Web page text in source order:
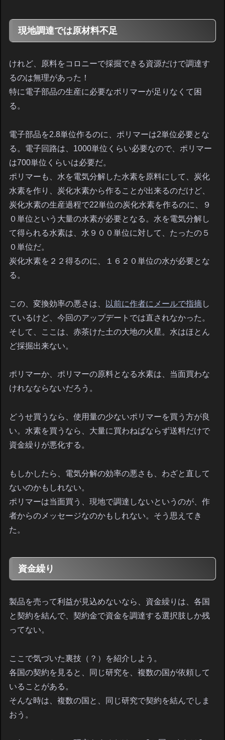
現地調達では原材料不足
けれど、原料をコロニーで採掘できる資源だけで調達す
るのは無理があった！
特に電子部品の生産に必要なポリマーが足りなくて困
る。
電子部品を2.8単位作るのに、ポリマーは2単位必要とな
る。電子回路は、1000単位くらい必要なので、ポリマー
は700単位くらいは必要だ。
ポリマーも、水を電気分解した水素を原料にして、炭化
水素を作り、炭化水素から作ることが出来るのだけど、
炭化水素の生産過程で22単位の炭化水素を作るのに、９
０単位という大量の水素が必要となる。水を電気分解し
て得られる水素は、水９００単位に対して、たったの５
０単位だ。
炭化水素を２２得るのに、１６２０単位の水が必要とな
る。
この、変換効率の悪さは、 以前に作者にメールで指摘し
ているけど、今回のアップデートでは直されなかった。
そして、ここは、赤茶けた土の大地の火星。水はほとん
ど採掘出来ない。
ポリマーか、ポリマーの原料となる水素は、当面買わな
けれなならないだろう。
どうせ買うなら、使用量の少ないポリマーを買う方が良
い。水素を買うなら、大量に買わねばならず送料だけで
資金繰りが悪化する。
もしかしたら、電気分解の効率の悪さも、わざと直して
ないのかもしれない。
ポリマーは当面買う、現地で調達しないというのが、作
者からのメッセージなのかもしれない。そう思えてき
た。
資金繰り
製品を売って利益が見込めないなら、資金繰りは、各国
と契約を結んで、契約金で資金を調達する選択肢しか残
ってない。
ここで気づいた裏技（？）を紹介しよう。
各国の契約を見ると、同じ研究を、複数の国が依頼して
いることがある。
そんな時は、複数の国と、同じ研究で契約を結んでしま
おう。